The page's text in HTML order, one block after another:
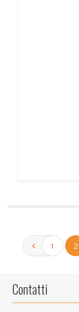
1 2
Contatti